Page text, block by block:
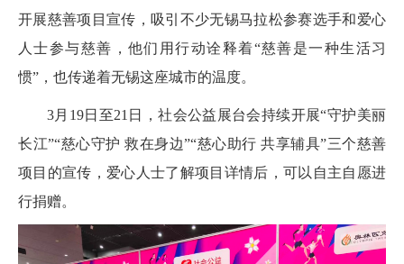
开展慈善项目宣传，吸引不少无锡马拉松参赛选手和爱心
人士参与慈善，他们用行动诠释着“慈善是一种生活习
惯”，也传递着无锡这座城市的温度。
3月19日至21日，社会公益展台会持续开展“守护美丽
长江”“慈心守护 救在身边”“慈心助行 共享辅具”三个慈善
项目的宣传，爱心人士了解项目详情后，可以自主自愿进
行捐赠。